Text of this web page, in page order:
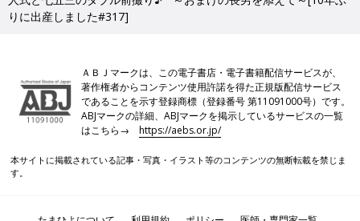
いや～、それにしても成人式の前撮りは、七五三とはレベルが全
今回ダブル前撮りに２１人ほどの諭吉さんが必要でしたが、４分
の３は長女の成人式前撮り分でした。
３年後には長男の成人式があるんですよね…。
男の子はどうなんだろう。振袖よりは袴のほうが安いことを願っ
ています(涙)。
りに出産しました#317]
ＡＢＪマークは、この電子書店・電子書籍配信サービスが、
著作権者からコンテンツ使用許諾を得た正規版配信サービス
であることを示す登録商標（登録番号 第11091000号）です。
ABJマークの詳細、ABJマークを掲示しているサービスの一覧
はこちら→https://aebs.or.jp/
本サイトに掲載されている記事・写真・イラスト等のコンテンツの無断転載を禁じま
す。